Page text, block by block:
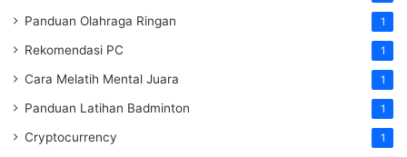
Panduan Olahraga Ringan 1
Rekomendasi PC 1
Cara Melatih Mental Juara 1
Panduan Latihan Badminton 1
Cryptocurrency 1